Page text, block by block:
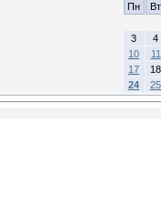
Пн
Вт
3
4
10
11
17
18
24
25